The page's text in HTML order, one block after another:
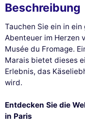
Beschreibung
Tauchen Sie ein in
Abenteuer im Herzen
Musée du Fromage.
Marais bietet dieses
Erlebnis, das
wird.
Entdecken Sie die
in Paris